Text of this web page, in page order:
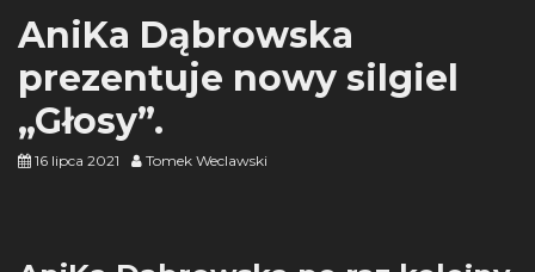
AniKa Dąbrowska
prezentuje nowy silgiel
„Głosy”.
16 lipca 2021 Tomek Weclawski